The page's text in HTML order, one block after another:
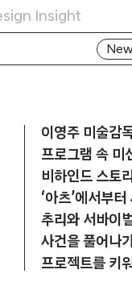
이영주 미술감
프로그램 속 미
비하인드 스토
‘아츠’에서부
추리와 서바이
사건을 풀어나
프로젝트를 키